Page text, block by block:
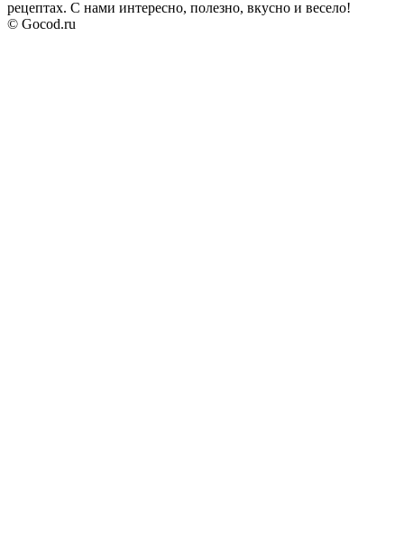
рецептах. С нами интересно, полезно, вкусно и весело!
© Gocod.ru